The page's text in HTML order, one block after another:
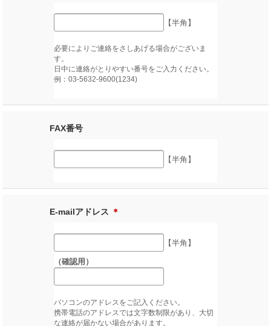
【半角】
必要によりご連絡をさしあげる場合がございま
す。
日中に連絡がとりやすい番号をご入力ください。
例：03-5632-9600(1234)
FAX番号
【半角】
E-mailアドレス ＊
【半角】
（確認用）
パソコンのアドレスをご記入ください。
携帯電話のアドレスでは文字数制限があり、大切
な連絡が届かない場合があります。